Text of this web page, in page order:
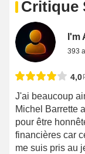
Critique
I'm
393
4,0
J'ai beaucoup
Michel Barrette
pour être
financières car
me suis pris au